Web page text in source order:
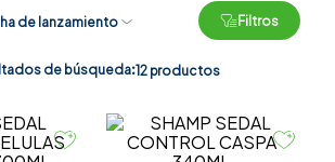
de lanzamiento Filtros
de búsqueda:12 productos